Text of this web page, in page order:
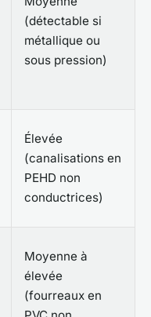
(détectable si
métallique ou
sous pression)
Élevée
(canalisations en
PEHD non
conductrices)
Moyenne à
élevée
(fourreaux en